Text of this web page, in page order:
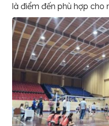
là điểm đến phù hợp cho